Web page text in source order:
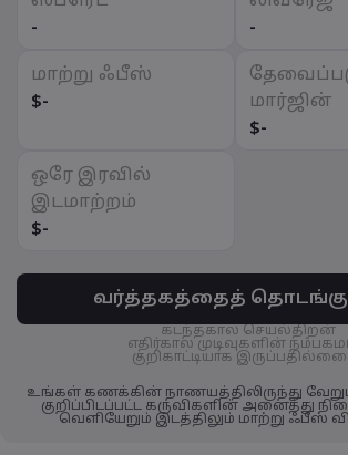
-
-
மாற்று ஃபீஸ்
$-
மார்ஜின்
$-
ஒரே இரவில்
இடமாற்றம்
$-
வர்த்தகத்தைத்
கடந்தகால செயல்திறன்
எதிர்கால முடிவுகளின்
குறிகாட்டியாக
உங்கள் கணக்கின் நாணயத்திலிருந்து
குறிப்பிடப்பட்ட கருவிகளின் அனைத்து
வெளியேறும் இடத்திலும் மாற்று ஃபீஸ்